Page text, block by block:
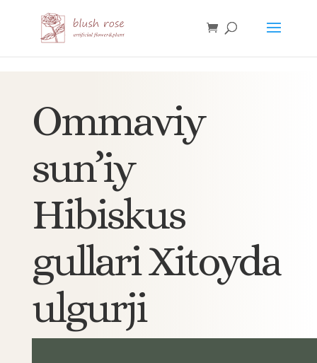
Ommaviy
sun’iy
Hibiskus
gullari Xitoyda
ulgurji